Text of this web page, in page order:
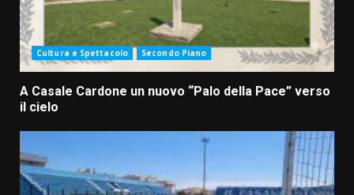
Cultura e Spettacolo Secondo Piano
A Casale Cardone un nuovo “Palo della Pace” verso
il cielo